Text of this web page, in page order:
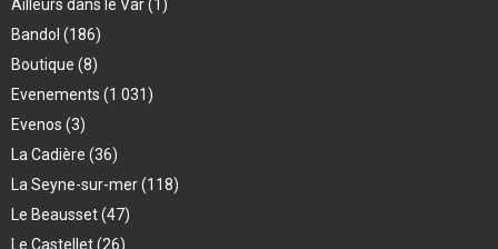
Ailleurs dans le Var(1)
Bandol (186)
Boutique (8)
Evenements (1 031)
Evenos (3)
La Cadière (36)
La Seyne-sur-mer(118)
Le Beausset(47)
Le Castellet(26)